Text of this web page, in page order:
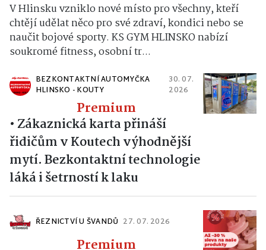
V Hlinsku vzniklo nové místo pro všechny, kteří
chtějí udělat něco pro své zdraví, kondici nebo se
naučit bojové sporty. KS GYM HLINSKO nabízí
soukromé fitness, osobní tr...
BEZKONTAKTNÍ AUTOMYČKA
HLINSKO - KOUTY
30. 07.
2026
Premium
• Zákaznická karta přináší
řidičům v Koutech výhodnější
mytí. Bezkontaktní technologie
láká i šetrností k laku
ŘEZNICTVÍ U ŠVANDŮ 27. 07. 2026
Premium